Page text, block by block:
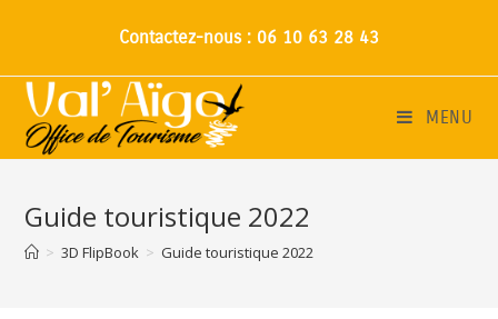
Contactez-nous : 06 10 63 28 43
MENU
Guide touristique 2022
> 3D FlipBook > Guide touristique 2022